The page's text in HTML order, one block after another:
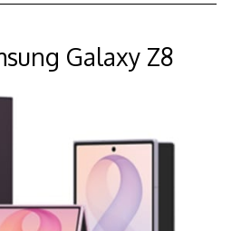
Galaxy Z8